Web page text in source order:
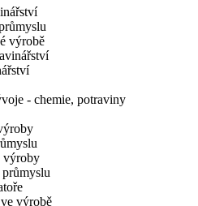
výrobě
- chemie, potraviny
výroby
výrobě